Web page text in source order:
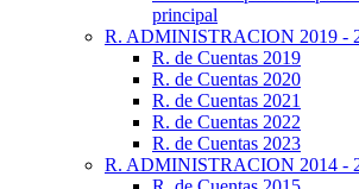
principal
R. ADMINISTRACION 2019 -
R. de Cuentas 2019
R. de Cuentas 2020
R. de Cuentas 2021
R. de Cuentas 2022
R. de Cuentas 2023
R. ADMINISTRACION 2014 -